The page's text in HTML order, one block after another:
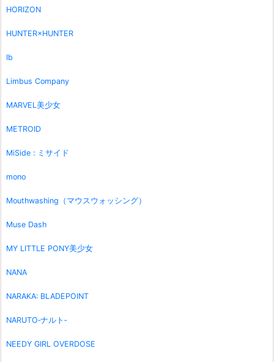
HORIZON
HUNTER×HUNTER
Ib
Limbus Company
MARVEL美少女
METROID
MiSide : ミサイド
mono
Mouthwashing（マウスウォッシング）
Muse Dash
MY LITTLE PONY美少女
NANA
NARAKA: BLADEPOINT
NARUTO‐ナルト‐
NEEDY GIRL OVERDOSE